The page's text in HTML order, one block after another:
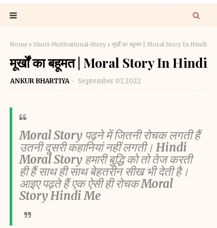
Home Short-Motivational-Story मूर्खों का बहूमत | Moral Story In Hindi
मूर्खों का बहूमत | Moral Story In Hindi
ANKUR BHARTIYA September 07, 2022
Moral Story पढ़ने में जितनी रोचक लगती हैं
उतनी दूसरी कहानियां नहीं लगती। Hindi
Moral Story हमारी बुद्धि को तो तेज करती
ही हैं साथ ही साथ बेहतरीन सीख भी देती है।
आइए पढ़ते हैं एक ऐसी ही रोचकMoral
Story Hindi Me